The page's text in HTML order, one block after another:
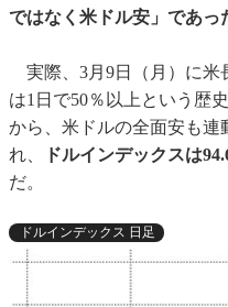
ではなく米ドル安」であっ
実際、3月9日（月）に米
は1日で50％以上という歴
から、米ドルの全面安も連
れ、
ドルインデックスは
だ。
ドルインデックス 日足